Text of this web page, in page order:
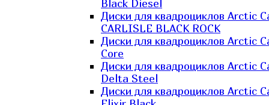
Black Diesel
Диски для квадроциклов Arctic
CARLISLE BLACK ROCK
Диски для квадроциклов Arctic
Core
Диски для квадроциклов Arctic
Delta Steel
Диски для квадроциклов Arctic